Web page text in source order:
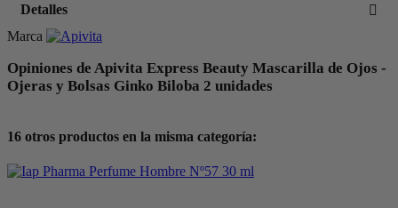
Detalles
Marca
Opiniones de Apivita Express Beauty Mascarilla de Ojos -
Ojeras y Bolsas Ginko Biloba 2 unidades
16 otros productos en la misma categoría: